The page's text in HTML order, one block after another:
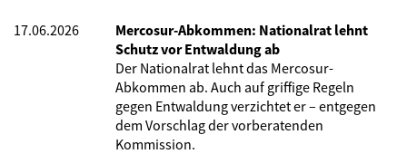
17.06.2026
Mercosur-Abkommen: Nationalrat lehnt
Schutz vor Entwaldung ab
Der Nationalrat lehnt das Mercosur-
Abkommen ab. Auch auf griffige Regeln
gegen Entwaldung verzichtet er – entgegen
dem Vorschlag der vorberatenden
Kommission.